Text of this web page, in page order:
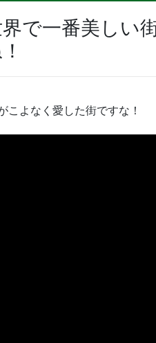
で一番美しい
こよなく愛した街ですな！